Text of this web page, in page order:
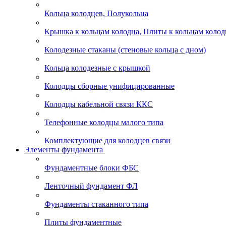
Кольца колодцев, Полукольца
Крышка к кольцам колодца, Плиты к кольцам
Колодезные стаканы (стеновые кольца с дном)
Кольца колодезные с крышкой
Колодцы сборные унифицированные
Колодцы кабельной связи ККС
Телефонные колодцы малого типа
Комплектующие для колодцев связи
Элементы фундамента
Фундаментные блоки ФБС
Ленточный фундамент ФЛ
Фундаменты стаканного типа
Плиты фундаментные